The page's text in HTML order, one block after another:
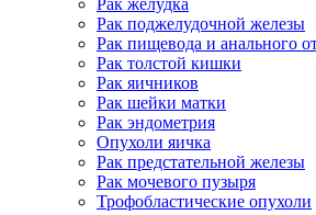
Рак желудка
Рак поджелудочной железы
Рак пищевода и анального
Рак толстой кишки
Рак яичников
Рак шейки матки
Рак эндометрия
Опухоли яичка
Рак предстательной железы
Рак мочевого пузыря
Трофобластические опухоли